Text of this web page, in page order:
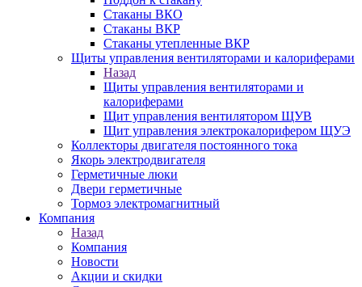
Стаканы ВКО
Стаканы ВКР
Стаканы утепленные ВКР
Щиты управления вентиляторами и калориферами
Назад
Щиты управления вентиляторами и
калориферами
Щит управления вентилятором ЩУВ
Щит управления электрокалорифером ЩУЭ
Коллекторы двигателя постоянного тока
Якорь электродвигателя
Герметичные люки
Двери герметичные
Тормоз электромагнитный
Компания
Назад
Компания
Новости
Акции и скидки